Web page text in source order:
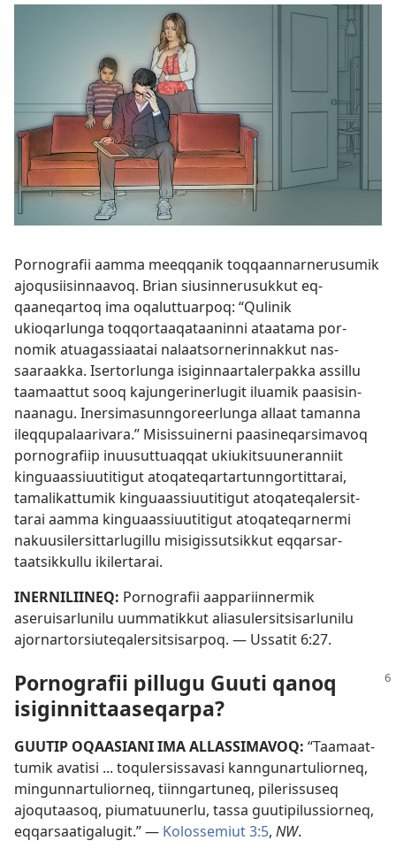
Por­nografii aam­ma meeq­qanik toq­qaan­nar­nerusumik
ajoqusiisin­naavoq. Brian siusin­nerusuk­kut eq­
qaaneqar­toq ima oqalut­tuar­poq: “Qulinik
ukioqarlunga toq­qor­taaqataanin­ni ataatama por­
nomik atuagas­siaatai nalaatsor­nerin­nak­kut nas­
saaraak­ka. Iser­torlunga isigin­naar­taler­pak­ka as­sil­lu
taamaat­tut sooq kajungerinerlugit iluamik paasisin­
naanagu. Inersimasun­ngoreerlunga al­laat taman­na
ileq­qupalaarivara.” Misis­suiner­ni paasineqarsimavoq
por­nografiip inuusut­tuaq­qat ukiukitsuuneran­niit
kinguaas­siuutitigut atoqateqar­tar­tun­ngor­tit­tarai,
tamalikat­tumik kinguaas­siuutitigut atoqateqalersit­
tarai aam­ma kinguaas­siuutitigut atoqateqar­nermi
nakuusilersit­tarlugil­lu misigis­sutsik­kut eq­qarsar­
taatsik­kul­lu ikiler­tarai.
INER­NILIINEQ: Por­nografii aap­pariin­nermik
aseruisarlunilu uum­matik­kut aliasulersitsisarlunilu
ajor­nar­torsiuteqalersitsisar­poq. — Us­satit 6:27.
Por­nografii pil­lugu Guuti qanoq
isigin­nit­taaseqar­pa?
GUUTIP OQAASIANI IMA AL­LAS­SIMAVOQ: “Taamaat­
tumik avatisi ... toqulersis­savasi kan­ngunar­tulior­neq,
mingun­nar­tulior­neq, tiin­ngar­tuneq, pileris­suseq
ajoqutaasoq, piumatuunerlu, tas­sa guutipilus­sior­neq,
eq­qarsaatigalugit.” — Kolos­semiut 3:5, NW.